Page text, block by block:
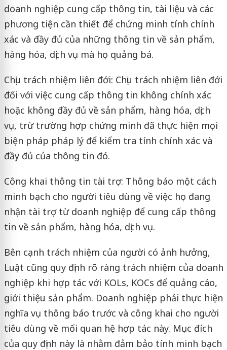
doanh nghiệp cung cấp thông tin, tài liệu và các
phương tiện cần thiết để chứng minh tính chính
xác và đầy đủ của những thông tin về sản phẩm,
hàng hóa, dịch vụ mà họ quảng bá.
Chịu trách nhiệm liên đới: Chịu trách nhiệm liên đới
đối với việc cung cấp thông tin không chính xác
hoặc không đầy đủ về sản phẩm, hàng hóa, dịch
vụ, trừ trường hợp chứng minh đã thực hiện mọi
biện pháp pháp lý để kiểm tra tính chính xác và
đầy đủ của thông tin đó.
Công khai thông tin tài trợ: Thông báo một cách
minh bạch cho người tiêu dùng về việc họ đang
nhận tài trợ từ doanh nghiệp để cung cấp thông
tin về sản phẩm, hàng hóa, dịch vụ.
Bên cạnh trách nhiệm của người có ảnh hưởng,
Luật cũng quy định rõ ràng trách nhiệm của doanh
nghiệp khi hợp tác với KOLs, KOCs để quảng cáo,
giới thiệu sản phẩm. Doanh nghiệp phải thực hiện
nghĩa vụ thông báo trước và công khai cho người
tiêu dùng về mối quan hệ hợp tác này. Mục đích
của quy định này là nhằm đảm bảo tính minh bạch